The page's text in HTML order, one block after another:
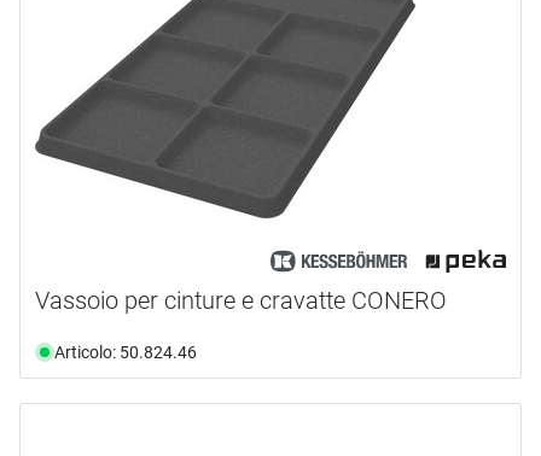
Vassoio per cinture e cravatte CONERO
Articolo: 50.824.46